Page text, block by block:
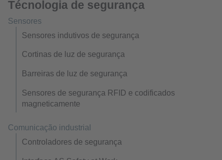
Técnologia de segurança
Sensores
Sensores indutivos de segurança
Cortinas de luz de segurança
Barreiras de luz de segurança
Sensores de segurança RFID e codificados
magneticamente
Comunicação industrial
Controladores de segurança